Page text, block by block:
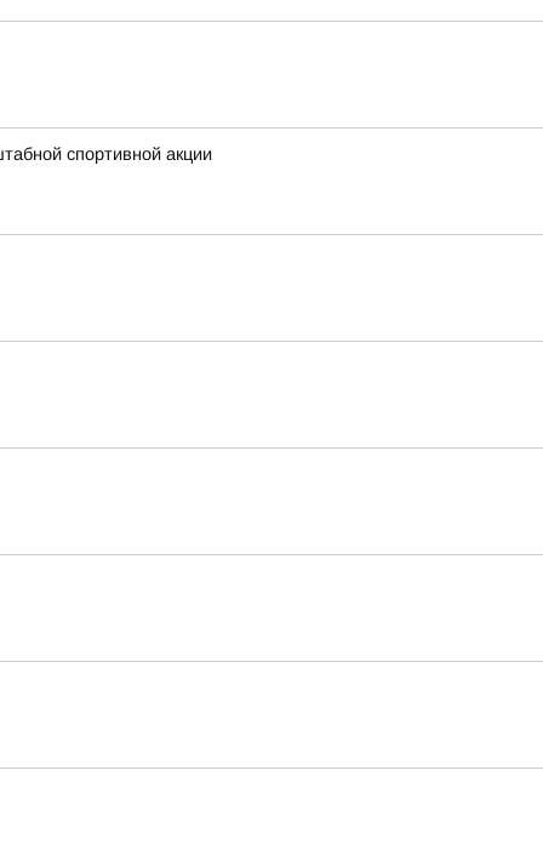
спортивной акции